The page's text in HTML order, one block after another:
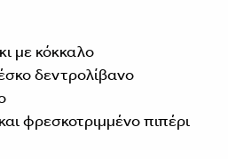
με κόκκαλο
δεντρολίβανο
φρεσκοτριμμένο πιπέρι